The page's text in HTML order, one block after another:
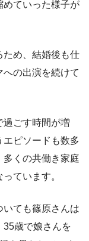
めていった様子が
ため、結婚後も仕
の出演を続けて
過ごす時間が増
エピソードも数多
多くの共働き家庭
ています。
いても篠原さんは
35歳で娘さんを